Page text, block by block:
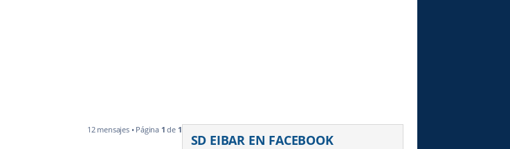
12 mensajes • Página 1 de 1
SD EIBAR EN FACEBOOK